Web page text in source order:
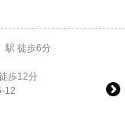
」駅 徒歩6分
歩12分
12